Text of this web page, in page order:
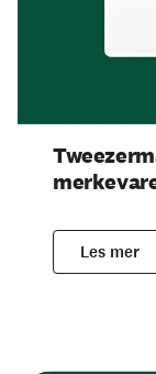
Les mer